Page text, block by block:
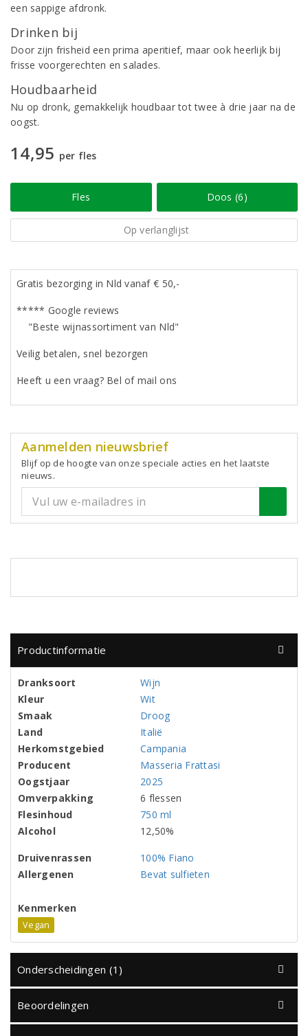
een sappige afdronk.
Drinken bij
Door zijn frisheid een prima aperitief, maar ook heerlijk bij
frisse voorgerechten en salades.
Houdbaarheid
Nu op dronk, gemakkelijk houdbaar tot twee à drie jaar na de
oogst.
14,95 per fles
Fles Doos (6)
Op verlanglijst
Gratis bezorging in Nld vanaf € 50,-
***** Google reviews
"Beste wijnassortiment van Nld"
Veilig betalen, snel bezorgen
Heeft u een vraag? Bel of mail ons
Aanmelden nieuwsbrief
Blijf op de hoogte van onze speciale acties en het laatste
nieuws.
Productinformatie
Dranksoort
Wijn
Kleur
Wit
Smaak
Droog
Land
Italië
Herkomstgebied
Campania
Producent
Masseria Frattasi
Oogstjaar
2025
Omverpakking
6 flessen
Flesinhoud
750 ml
Alcohol
12,50%
Druivenrassen
100% Fiano
Allergenen
Bevat sulfieten
Kenmerken
Vegan
Onderscheidingen (1)
Beoordelingen